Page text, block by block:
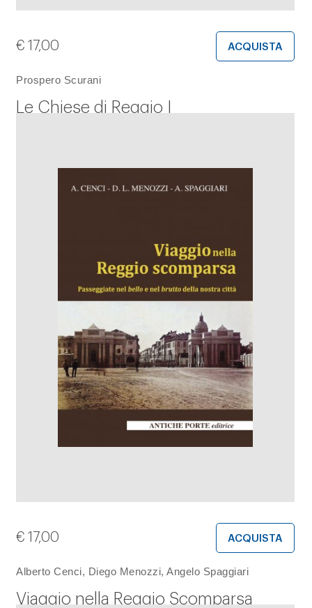
Prospero Scurani
Le Chiese di Reggio I
€ 17,00 ACQUISTA
Alberto Cenci, Diego Menozzi, Angelo Spaggiari
Viaggio nella Reggio Scomparsa
€ 17,00 ACQUISTA